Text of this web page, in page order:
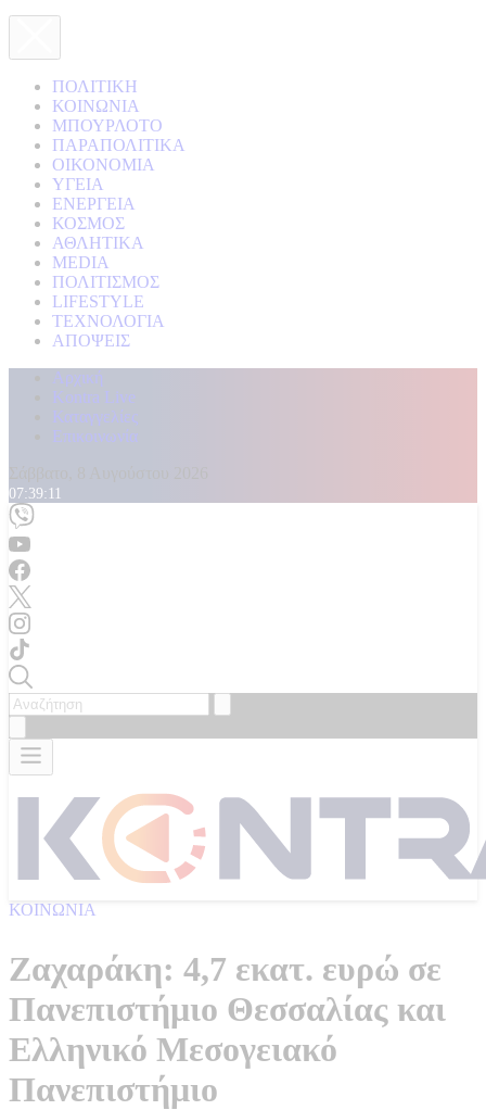
ΠΟΛΙΤΙΚΗ
ΚΟΙΝΩΝΙΑ
ΜΠΟΥΡΛΟΤΟ
ΠΑΡΑΠΟΛΙΤΙΚΑ
ΟΙΚΟΝΟΜΙΑ
ΥΓΕΙΑ
ΕΝΕΡΓΕΙΑ
ΚΟΣΜΟΣ
ΑΘΛΗΤΙΚΑ
MEDIA
ΠΟΛΙΤΙΣΜΟΣ
LIFESTYLE
ΤΕΧΝΟΛΟΓΙΑ
ΑΠΟΨΕΙΣ
Αρχική
Kontra Live
Καταγγελίες
Επικοινωνία
07:39:13
ΚΟΙΝΩΝΙΑ
Ζαχαράκη: 4,7 εκατ. ευρώ σε
Πανεπιστήμιο Θεσσαλίας και
Ελληνικό Μεσογειακό
Πανεπιστήμιο